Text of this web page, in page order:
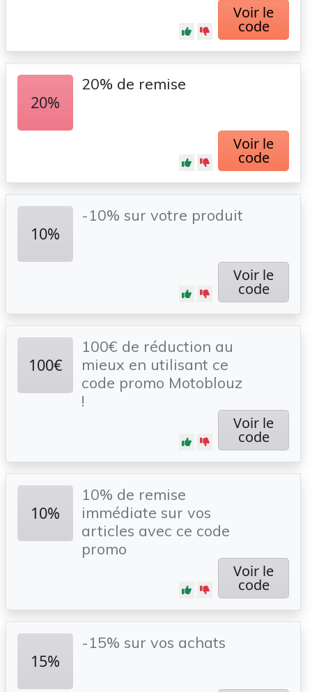
Voir le
code
20%
20% de remise
Voir le
code
10%
-10% sur votre produit
Voir le
code
100€
100€ de réduction au
mieux en utilisant ce
code promo Motoblouz
!
Voir le
code
10%
10% de remise
immédiate sur vos
articles avec ce code
promo
Voir le
code
15%
-15% sur vos achats